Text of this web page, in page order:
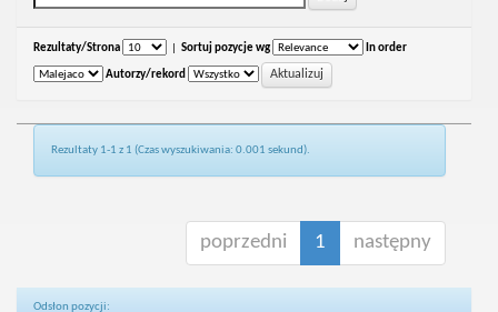
Rezultaty/Strona Sortuj pozycje wg In order
Autorzy/rekord
Rezultaty 1-1 z 1 (Czas wyszukiwania: 0.001 sekund).
poprzedni 1 następny
Odsłon pozycji: